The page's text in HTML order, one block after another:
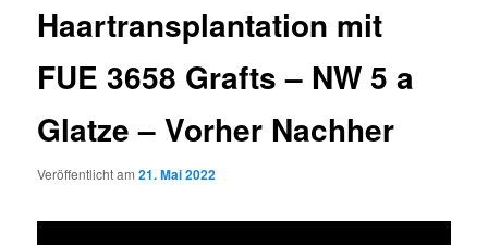
Haartransplantation mit
FUE 3658 Grafts – NW 5 a
Glatze – Vorher Nachher
Veröffentlicht am21. Mai 2022